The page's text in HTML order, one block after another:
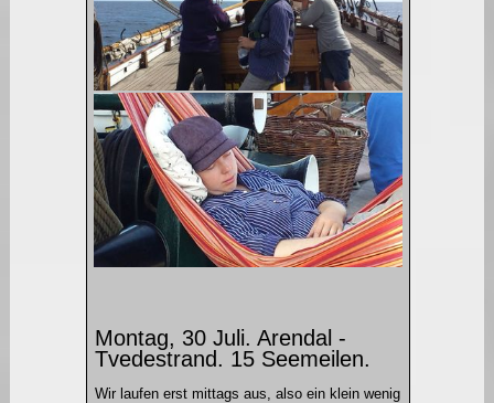
Montag, 30 Juli. Arendal -
Tvedestrand. 15 Seemeilen.
Wir laufen erst mittags aus, also ein klein wenig